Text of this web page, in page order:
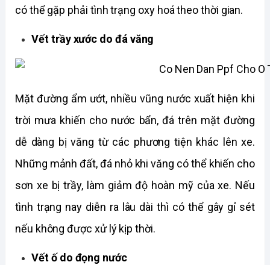
có thể gặp phải tình trạng oxy hoá theo thời gian.
Vết trầy xước do đá văng
Mặt đường ẩm ướt, nhiều vũng nước xuất hiện khi
trời mưa khiến cho nước bẩn, đá trên mặt đường
dễ dàng bị văng từ các phương tiện khác lên xe.
Những mảnh đất, đá nhỏ khi văng có thể khiến cho
sơn xe bị trầy, làm giảm độ hoàn mỹ của xe. Nếu
tình trạng nay diễn ra lâu dài thì có thể gây gỉ sét
nếu không được xử lý kịp thời.
Vết ố do đọng nước